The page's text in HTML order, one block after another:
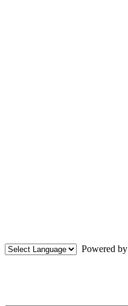
Powered by